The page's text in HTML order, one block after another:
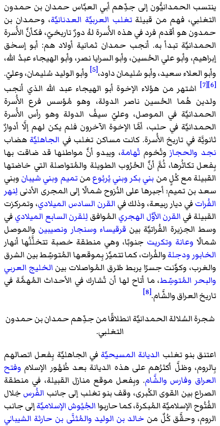
ينتسب الحمدانيُّون إلى جدِّهم أبي العبَّاس حمدان بن حمدون
التغلبي، فهم من قبيلةتغلب العربيَّة العدنانيَّة، وحمدان بن
حمدون هو أقدم فرد في هذه الأُسرة لهُ دورٌ تاريخيّ، فكأنَّ الأُسرة
الحمدانيَّة تبدأ به. أنجب حمدان ثمانية أولاد هم: أبو إسحٰق
إبراهيم، وأبو علي الحُسين، وأبو السرايا نصر، وأبو الهيجاء عبدُ الله،
وأبو العلاء سعيد، وأبو سُليمان داود،[5] وأبو الوليد سُليمان، وعليّ.
[6]
[7]
اشتهر من هؤلاء الإخوة أبو الهيجاء عبد الله الذي أنجب
ولدين هُما الحُسين ناصر الدولة، وهو مُؤسس فرع الأُسرة
الحمدانيَّة في الموصل، وعليّ سيفُ الدولة وهو رأس الأُسرة
الحمدانيَّة في حلب، أمَّا الإخوة الآخرون فلم يكن لهم إلَّا أدوارٌ
ثانويَّة في تاريخ الأُسرة. كانت مساكن تغلب في الجاهليَّة هضاب
نجد والحجازوتُخوم تُهامة، ويبدو أنَّ مواطنها قد ضاقت بها
بِفعل تكاثُرها، ثُمَّ أنَّ الحُرُوب الطويلة والمُتواصلة التي خاضتها
القبيلة مع كُلٍ من بني بكر وبني يُربُوعمنتميم وبني شيبان وبني
سعد بن تميم؛ أجبرها على النُزوح شمالًا إلى المجرى الأدنىلِنهر
الفُراتفي ديار ربيعة، وذلك في القرن السادس الميلادي، وتمركزت
القبيلة في القرن الأوَّل الهجري المُوافقلِلقرن السابع الميلاديفي
وسط الجزيرة الفُراتيَّة بين قرقيساء وسنجار ونصيبين والموصل
شمالًا وعانة وتكريت جنوبًا، وهي منطقة خصبة تتخلَّلُها أنهار
الخابور ودجلةوالفُرات، كما تتميَّز بِموقعها المُتوسِّط بين الشرق
والغرب، وكوَّنت جسرًا يربط طُرق المُواصلات بين الخليج العربي
والبحر المُتوسِّط، ما أتاح لها أن تُشارك في الأحداث المُهمَّة في
تاريخ العراق والشَّام.[8]
شجرة السُلالة الحمدانيَّة انطلاقًا من جدِّهم حمدان بن حمدون
التغلبي.
اعتنق بنو تغلب الديانة المسيحيَّة في الجاهليَّة بِفعل اتصالهم
بِالروم، وظلَّ أكثرُهم على هذه الديانة بعد ظُهُور الإسلام وفتح
العراق وفارس والشَّام. وبِفعل موقع منازل القبيلة، في منطقة
الصراع بين القوى الكُبرى، وقف بنو تغلب إلى جانب الفُرس خِلال
الفُتُوح الإسلاميَّة المُبكرة، كما حاربواالجُيُوش الإسلاميَّةإلى جانب
الروم، وحقَّق كُلٌ من خالد بن الوليد والمُثنَّى بن حارثة الشيباني